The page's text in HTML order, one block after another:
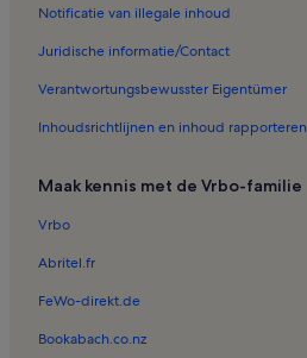
Chalets in Graechen
Chalets in Visp
Notificatie van illegale inhoud
Juridische informatie/Contact
Verantwortungsbewusster Eigentümer
Inhoudsrichtlijnen en inhoud rapporteren
Maak kennis met de Vrbo-familie
Vrbo
Abritel.fr
FeWo-direkt.de
Bookabach.co.nz